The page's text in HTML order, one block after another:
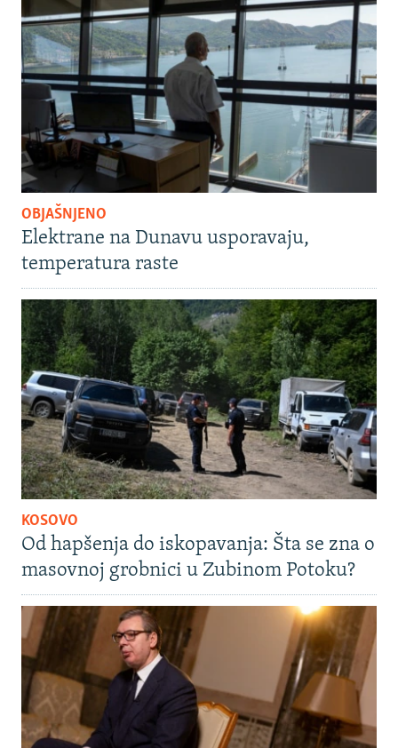
OBJAŠNJENO
Elektrane na Dunavu usporavaju,
temperatura raste
KOSOVO
Od hapšenja do iskopavanja: Šta se zna o
masovnoj grobnici u Zubinom Potoku?